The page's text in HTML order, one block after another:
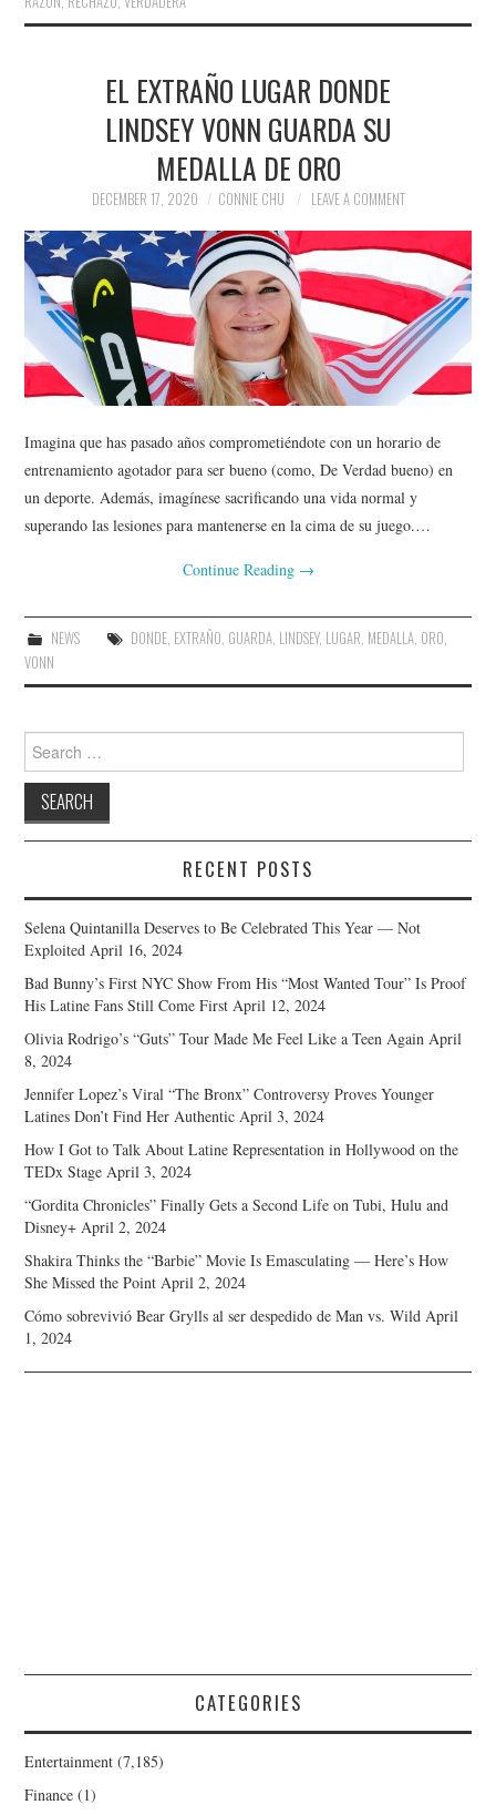
EL EXTRAÑO LUGAR DONDE
LINDSEY VONN GUARDA SU
MEDALLA DE ORO
DECEMBER 17, 2020 CONNIE CHU LEAVE A COMMENT
Imagina que has pasado años comprometiéndote con un horario de
entrenamiento agotador para ser bueno (como, De Verdad bueno) en
un deporte. Además, imagínese sacrificando una vida normal y
superando las lesiones para mantenerse en la cima de su juego.…
Continue Reading →
NEWS DONDE, EXTRAÑO, GUARDA, LINDSEY, LUGAR, MEDALLA, ORO,
VONN
Search
for:
RECENT POSTS
Selena Quintanilla Deserves to Be Celebrated This Year — Not
Exploited April 16, 2024
Bad Bunny’s First NYC Show From His “Most Wanted Tour” Is Proof
His Latine Fans Still Come First April 12, 2024
Olivia Rodrigo’s “Guts” Tour Made Me Feel Like a Teen Again April
8, 2024
Jennifer Lopez’s Viral “The Bronx” Controversy Proves Younger
Latines Don’t Find Her Authentic April 3, 2024
How I Got to Talk About Latine Representation in Hollywood on the
TEDx Stage April 3, 2024
“Gordita Chronicles” Finally Gets a Second Life on Tubi, Hulu and
Disney+ April 2, 2024
Shakira Thinks the “Barbie” Movie Is Emasculating — Here’s How
She Missed the Point April 2, 2024
Cómo sobrevivió Bear Grylls al ser despedido de Man vs. Wild April
1, 2024
CATEGORIES
Entertainment (7,185)
Finance (1)